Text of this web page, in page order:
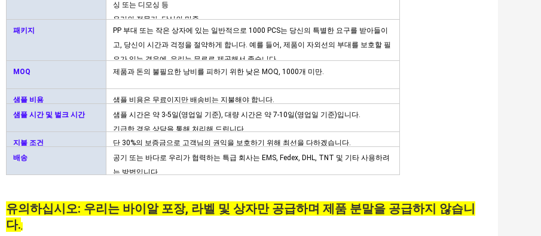
싱 또는 디모싱 등
우리의 전문가, 당신의 만족.
패키지
PP 부대 또는 작은 상자에 있는 일반적으로 1000 PCS는 당신의 특별한 요구를 받아들이
고, 당신이 시간과 걱정을 절약하게 합니다. 예를 들어, 제품이 자외선의 부대를 보호할 필
요가 있는 경우에, 우리는 무료로 제공해서 좋습니다
MOQ
제품과 돈의 불필요한 낭비를 피하기 위한 낮은 MOQ, 1000개 미만.
샘플 비용
샘플 비용은 무료이지만 배송비는 지불해야 합니다.
샘플 시간 및 벌크 시간
샘플 시간은 약 3-5일(영업일 기준), 대량 시간은 약 7-10일(영업일 기준)입니다.
긴급한 경우 상담을 통해 처리해 드립니다.
지불 조건
단 30%의 보증금으로 고객님의 권익을 보호하기 위해 최선을 다하겠습니다.
배송
공기 또는 바다로 우리가 협력하는 특급 회사는 EMS, Fedex, DHL, TNT 및 기타 사용하려
는 방법입니다.
유의하십시오: 우리는 바이알 포장, 라벨 및 상자만 공급하며 제품 분말을 공급하지 않습니
다.,